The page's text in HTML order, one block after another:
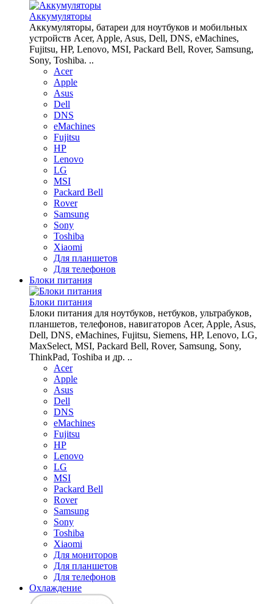
Аккумуляторы
Аккумуляторы, батареи для ноутбуков и мобильных
устройств Acer, Apple, Asus, Dell, DNS, eMachines,
Fujitsu, HP, Lenovo, MSI, Packard Bell, Rover, Samsung,
Sony, Toshiba. ..
Acer
Apple
Asus
Dell
DNS
eMachines
Fujitsu
HP
Lenovo
LG
MSI
Packard Bell
Rover
Samsung
Sony
Toshiba
Xiaomi
Для планшетов
Для телефонов
Блоки питания
Блоки питания
Блоки питания для ноутбуков, нетбуков, ультрабуков,
планшетов, телефонов, навигаторов Acer, Apple, Asus,
Dell, DNS, eMachines, Fujitsu, Siemens, HP, Lenovo, LG,
MaxSelect, MSI, Packard Bell, Rover, Samsung, Sony,
ThinkPad, Toshiba и др. ..
Acer
Apple
Asus
Dell
DNS
eMachines
Fujitsu
HP
Lenovo
LG
MSI
Packard Bell
Rover
Samsung
Sony
Toshiba
Xiaomi
Для мониторов
Для планшетов
Для телефонов
Охлаждение